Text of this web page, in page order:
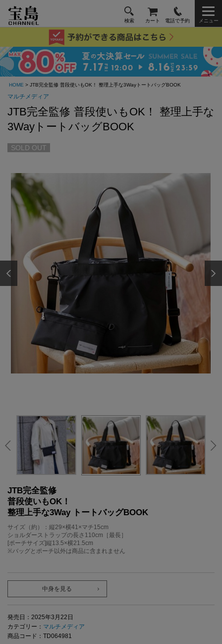
検索 カート 電話で予約 メニュー
HOME > JTB完全監修 普段使いもOK！ 整理上手な3WayトートバッグBOOK
マルチメディア
JTB完全監修 普段使いもOK！ 整理上手な
3WayトートバッグBOOK
SOLD OUT
JTB完全監修
普段使いもOK！
整理上手な3Way トートバッグBOOK
サイズ（約）：縦29×横41×マチ15cm
ショルダーストラップの長さ110cm［最長］
[ポーチサイズ]縦13.5×横21.5cm
※バッグとポーチ以外は商品に含まれません
中身を見る
発売日：2025年3月22日
カテゴリー： マルチメディア
商品コード：TD064981